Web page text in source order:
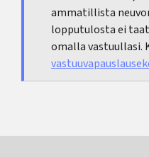
ammatillista
lopputulosta ei
omalla vastuullasi.